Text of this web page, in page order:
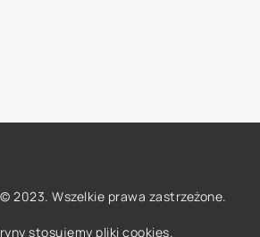
2023. Wszelkie prawa zastrzeżone.
stosujemy pliki cookies.